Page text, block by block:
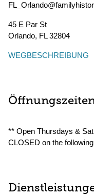
45 E Par St
Orlando, FL32804
WEGBESCHREIBUNG
** Open Thursdays &
CLOSED on the